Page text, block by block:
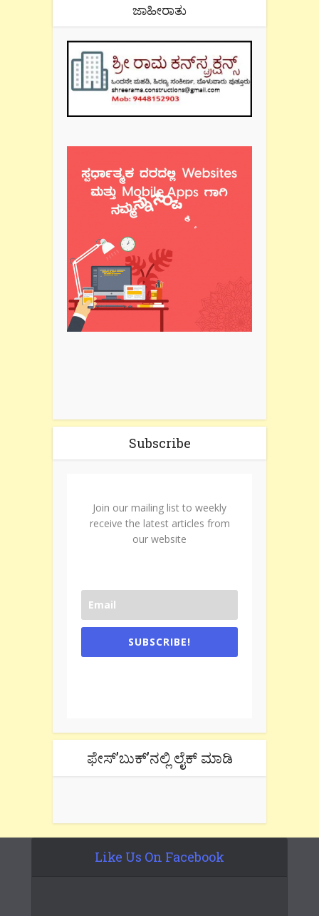
ಜಾಹೀರಾತು
Subscribe
Join our mailing list to weekly
receive the latest articles from
our website
SUBSCRIBE!
ಫೇಸ್’ಬುಕ್’ನಲ್ಲಿ ಲೈಕ್ ಮಾಡಿ
Like Us On Facebook